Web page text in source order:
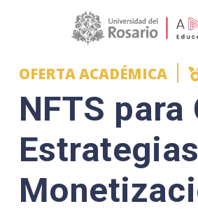
Main navigation
OFERTA ACADÉMICA
NFTS